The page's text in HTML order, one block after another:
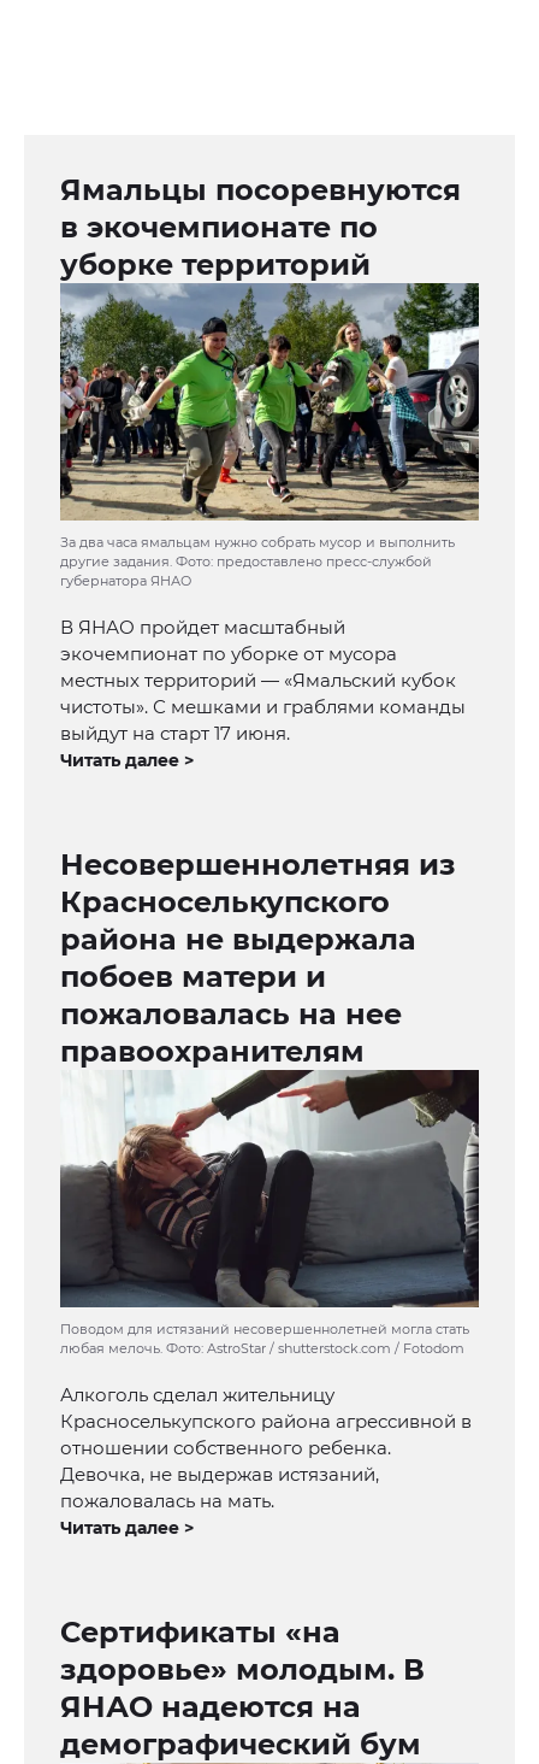
Ямальцы посоревнуются
в экочемпионате по
уборке территорий
За два часа ямальцам нужно собрать мусор и выполнить
другие задания. Фото: предоставлено пресс-службой
губернатора ЯНАО
В ЯНАО пройдет масштабный
экочемпионат по уборке от мусора
местных территорий — «Ямальский кубок
чистоты». С мешками и граблями команды
выйдут на старт 17 июня.
Читать далее >
Несовершеннолетняя из
Красноселькупского
района не выдержала
побоев матери и
пожаловалась на нее
правоохранителям
Поводом для истязаний несовершеннолетней могла стать
любая мелочь. Фото: AstroStar / shutterstock.com / Fotodom
Алкоголь сделал жительницу
Красноселькупского района агрессивной в
отношении собственного ребенка.
Девочка, не выдержав истязаний,
пожаловалась на мать.
Читать далее >
Сертификаты «на
здоровье» молодым. В
ЯНАО надеются на
демографический бум